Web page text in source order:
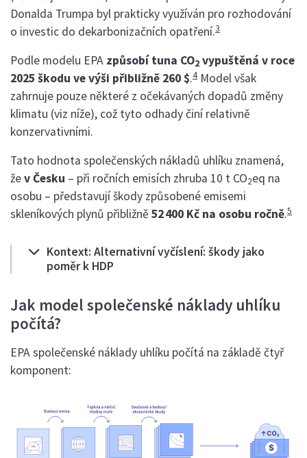
Donalda Trumpa byl prakticky využíván pro rozhodování
o investic do dekarbonizačních opatření.3
Podle modelu EPA způsobí tuna CO2 vypuštěná v roce
2025 škodu ve výši přibližně 260 $.4 Model však
zahrnuje pouze některé z očekávaných dopadů změny
klimatu (viz níže), což tyto odhady činí relativně
konzervativními.
Tato hodnota společenských nákladů uhlíku znamená,
žev Česku – při ročních emisích zhruba 10 t CO2eq na
osobu – představují škody způsobené emisemi
skleníkových plynů přibližně 52 400 Kč na osobu ročně.5
Kontext: Alternativní vyčíslení: škody jako
poměr k HDP
Jak model společenské náklady uhlíku
počítá?
EPA společenské náklady uhlíku počítá na základě čtyř
komponent: